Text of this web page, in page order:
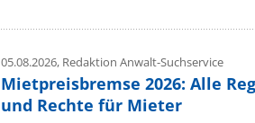
05.08.2026, Redaktion Anwalt-Suchservice
Mietpreisbremse 2026: Alle
und Rechte für Mieter